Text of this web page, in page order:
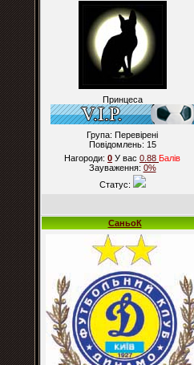
Принцеса
Група: Перевірені
Повідомлень: 15
Нагороди: 0 У вас 0.88 Балiв
Зауваження: 0%
Статус:
СаньоК